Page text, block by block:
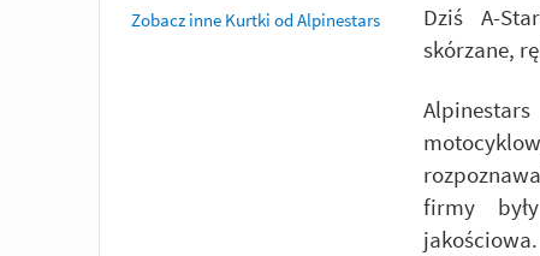
Zobacz inne Kurtki od Alpinestars
Dziś A-
skórzane,
firmy